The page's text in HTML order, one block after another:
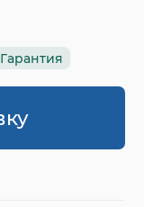
Гарантия